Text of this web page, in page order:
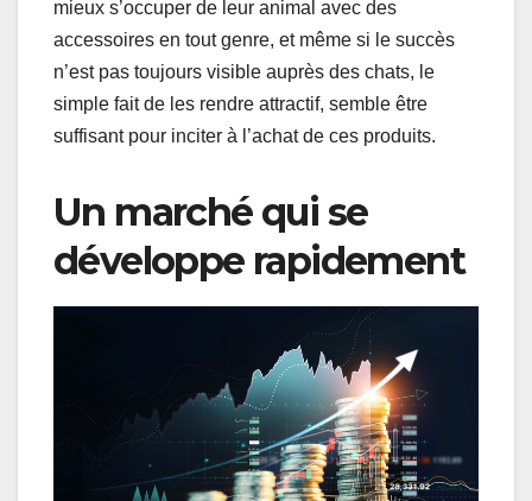
mieux s’occuper de leur animal avec des
accessoires en tout genre, et même si le succès
n’est pas toujours visible auprès des chats, le
simple fait de les rendre attractif, semble être
suffisant pour inciter à l’achat de ces produits.
Un marché qui se
développe rapidement